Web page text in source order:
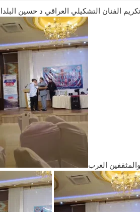
تكريم الفنان التشكيلي العراقي د حسين
والمثقفين العرب